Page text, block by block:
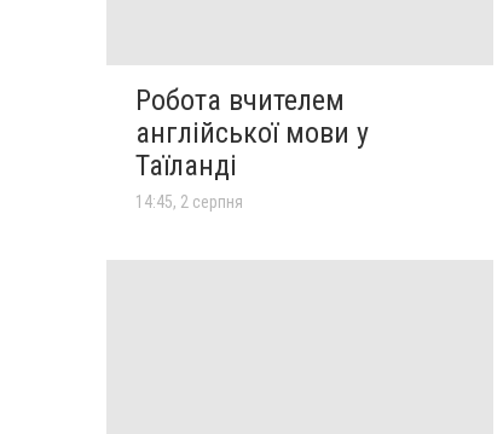
Робота вчителем
англійської мови у
Таїланді
14:45, 2 серпня